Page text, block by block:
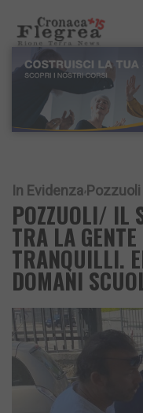
In Evidenza Pozzuoli
POZZUOLI/ IL
TRA LA
TRANQUILLI.
DOMANI